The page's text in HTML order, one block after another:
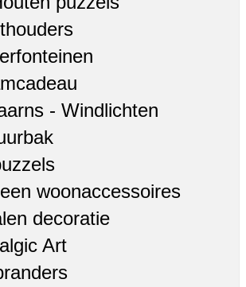
- Windlichten
woonaccessoires
decoratie
Art